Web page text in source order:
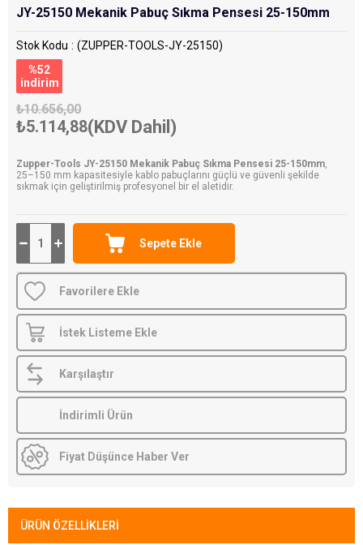
JY-25150 Mekanik Pabuç Sıkma Pensesi 25-150mm
Stok Kodu
(ZUPPER-TOOLS-JY-25150)
%52
i̇ndirim
₺10.656,00
₺5.114,88(KDV Dahil)
Zupper-Tools JY-25150 Mekanik Pabuç Sıkma Pensesi 25-150mm,
25–150 mm kapasitesiyle kablo pabuçlarını güçlü ve güvenli şekilde
sıkmak için geliştirilmiş profesyonel bir el aletidir.
Favorilere Ekle
İstek Listeme Ekle
Karşılaştır
İndirimli Ürün
Fiyat Düşünce Haber Ver
ÜRÜN ÖZELLIKLERI